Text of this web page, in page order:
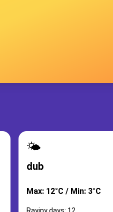
🌤️
dub
Max: 12°C / Min: 3°C